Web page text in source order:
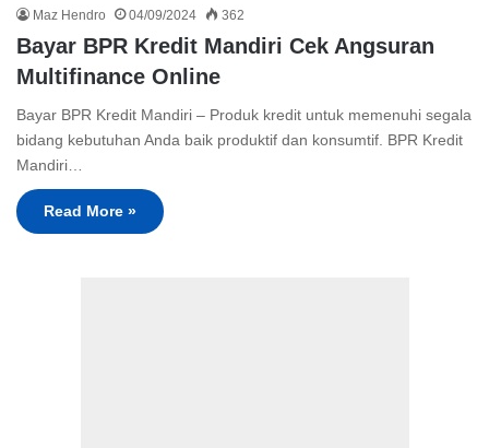
Maz Hendro 04/09/2024 362
Bayar BPR Kredit Mandiri Cek Angsuran
Multifinance Online
Bayar BPR Kredit Mandiri – Produk kredit untuk memenuhi segala
bidang kebutuhan Anda baik produktif dan konsumtif. BPR Kredit
Mandiri…
Read More »